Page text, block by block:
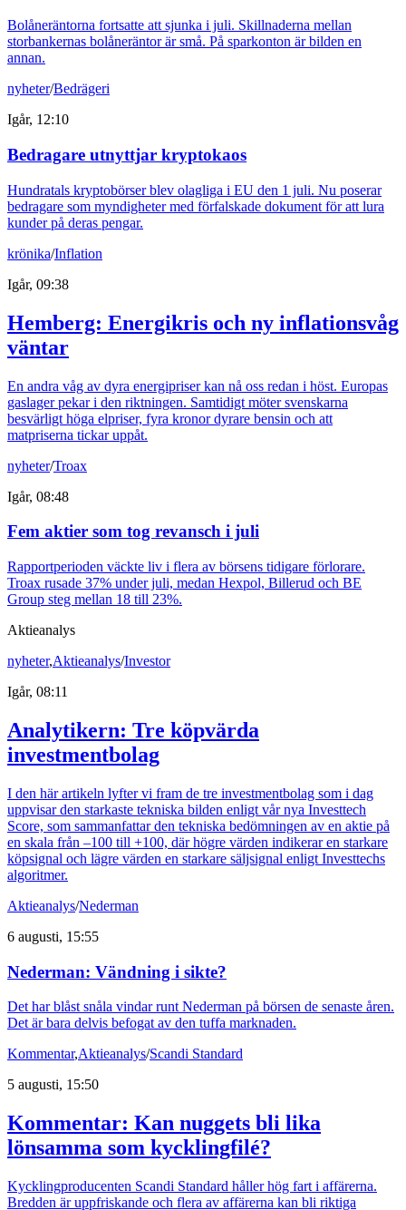
Bolåneräntorna fortsatte att sjunka i juli. Skillnaderna mellan
storbankernas bolåneräntor är små. På sparkonton är bilden en
annan.
nyheter/Bedrägeri
Igår, 12:10
Bedragare utnyttjar kryptokaos
Hundratals kryptobörser blev olagliga i EU den 1 juli. Nu poserar
bedragare som myndigheter med förfalskade dokument för att lura
kunder på deras pengar.
krönika/Inflation
Igår, 09:38
Hemberg: Energikris och ny inflationsvåg
väntar
En andra våg av dyra energipriser kan nå oss redan i höst. Europas
gaslager pekar i den riktningen. Samtidigt möter svenskarna
besvärligt höga elpriser, fyra kronor dyrare bensin och att
matpriserna tickar uppåt.
nyheter/Troax
Igår, 08:48
Fem aktier som tog revansch i juli
Rapportperioden väckte liv i flera av börsens tidigare förlorare.
Troax rusade 37% under juli, medan Hexpol, Billerud och BE
Group steg mellan 18 till 23%.
Aktieanalys
nyheter,Aktieanalys/Investor
Igår, 08:11
Analytikern: Tre köpvärda
investmentbolag
I den här artikeln lyfter vi fram de tre investmentbolag som i dag
uppvisar den starkaste tekniska bilden enligt vår nya Investtech
Score, som sammanfattar den tekniska bedömningen av en aktie på
en skala från –100 till +100, där högre värden indikerar en starkare
köpsignal och lägre värden en starkare säljsignal enligt Investtechs
algoritmer.
Aktieanalys/Nederman
6 augusti, 15:55
Nederman: Vändning i sikte?
Det har blåst snåla vindar runt Nederman på börsen de senaste åren.
Det är bara delvis befogat av den tuffa marknaden.
Kommentar,Aktieanalys/Scandi Standard
5 augusti, 15:50
Kommentar: Kan nuggets bli lika
lönsamma som kycklingfilé?
Kycklingproducenten Scandi Standard håller hög fart i affärerna.
Bredden är uppfriskande och flera av affärerna kan bli riktiga